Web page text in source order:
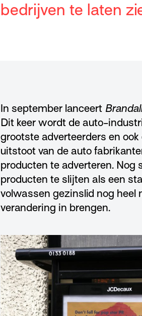
bedrijven te laten
In september lanceert
Dit keer wordt de auto-
grootste adverteerders en
uitstoot van de auto
producten te adverteren.
producten te slijten als een
volwassen gezinslid nog heel
verandering in brengen.